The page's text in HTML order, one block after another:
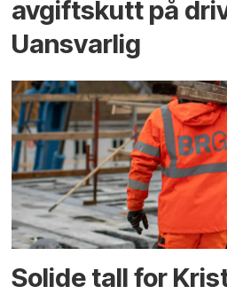
avgiftskutt på
Uansvarlig
Solide tall for